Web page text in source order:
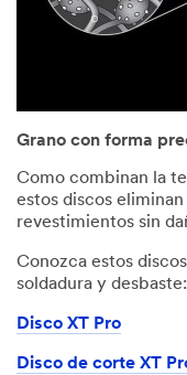
Grano con forma
Como combinan la
estos discos
revestimientos sin
Conozca estos
soldadura y desbaste:
Disco XT Pro
Disco de corte XT